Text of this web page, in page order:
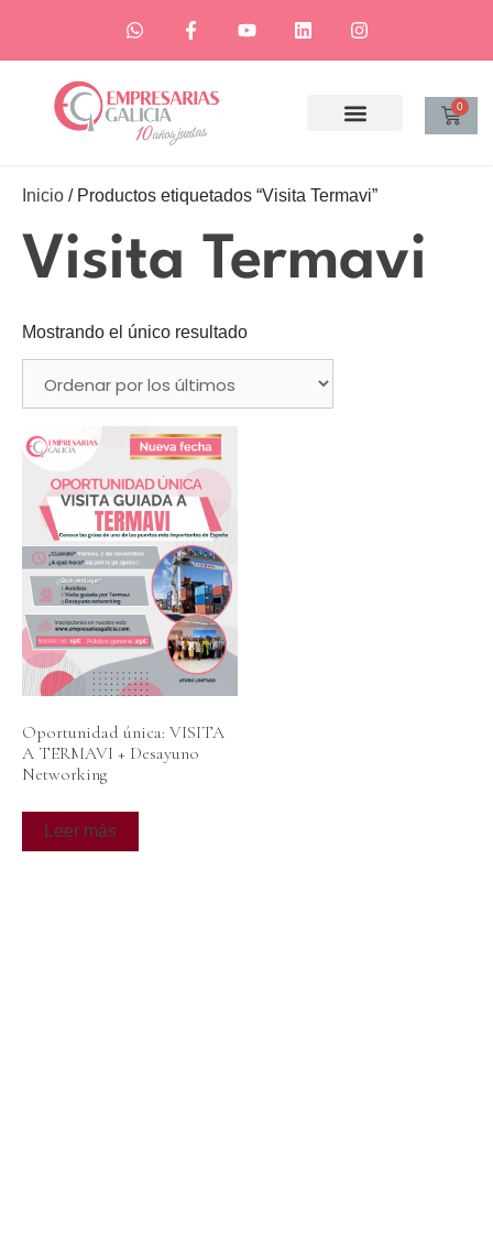
0
Inicio / Productos etiquetados “Visita Termavi”
Visita Termavi
Mostrando el único resultado
Oportunidad única: VISITA
A TERMAVI + Desayuno
Networking
Leer más